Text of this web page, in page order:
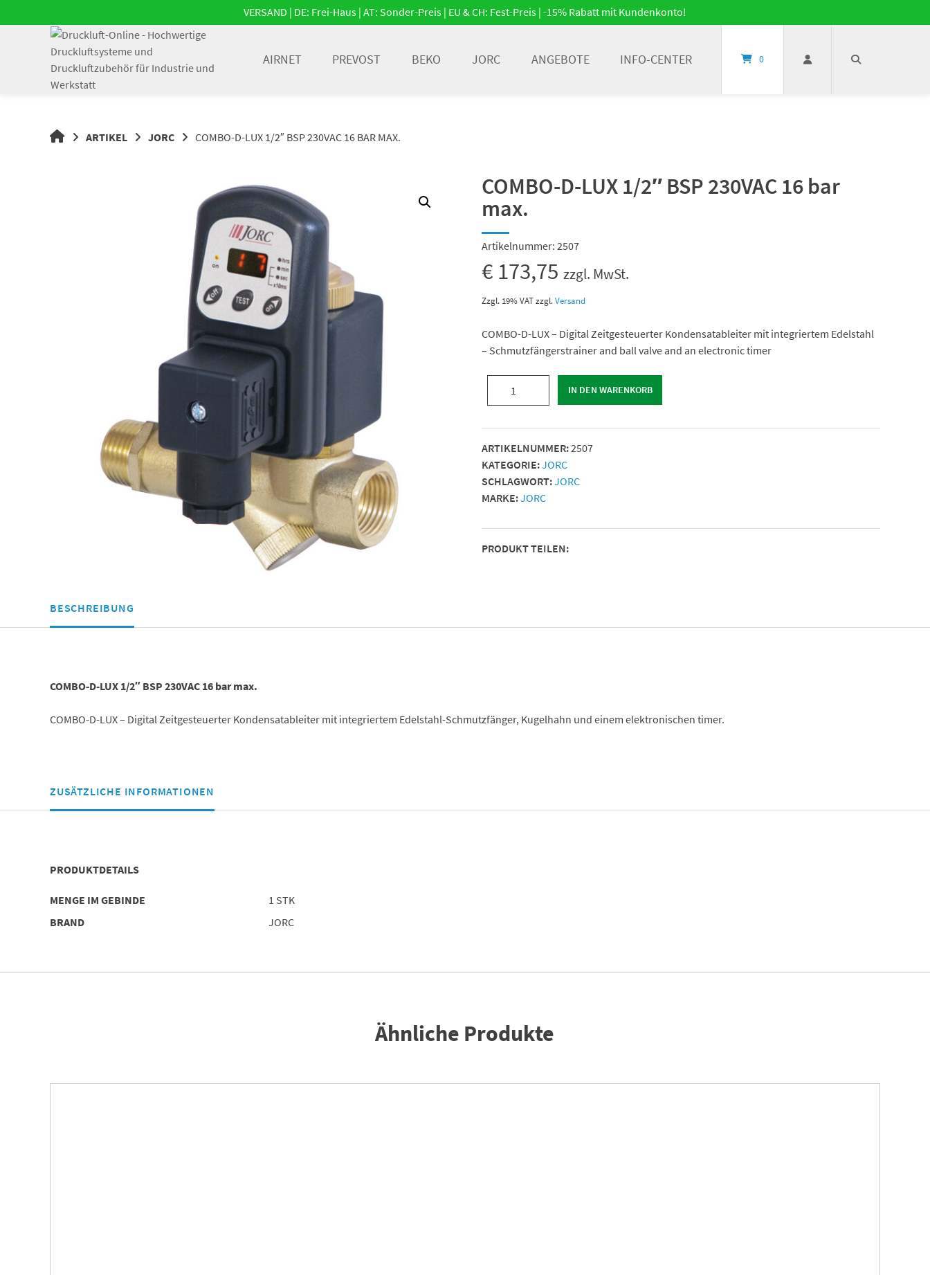
zum
VERSAND | DE: Frei-Haus | AT: Sonder-Preis | EU & CH: Fest-Preis | -15% Rabatt mit Kundenkonto!
AIRNET PREVOST BEKO JORC ANGEBOTE INFO-CENTER 0
DRUCKLUFT-
ARTIKEL JORC COMBO-D-LUX 1/2″ BSP 230VAC 16 BAR MAX.
COMBO-D-LUX 1/2″ BSP 230VAC 16 bar
max.
Artikelnummer: 2507
€ 173,75 zzgl. MwSt.
Zzgl. 19% VATzzgl.Versand
COMBO-D-LUX – Digital Zeitgesteuerter Kondensatableiter mit integriertem Edelstahl
– Schmutzfängerstrainer and ball valve and an electronic timer
1/2"
BSP
230VAC
16
bar
Menge
IN DEN WARENKORB
ARTIKELNUMMER:2507
KATEGORIE:JORC
SCHLAGWORT:JORC
MARKE:JORC
PRODUKT TEILEN:
BESCHREIBUNG
COMBO-D-LUX 1/2″ BSP 230VAC 16 bar max.
COMBO-D-LUX – Digital Zeitgesteuerter Kondensatableiter mit integriertem Edelstahl-Schmutzfänger, Kugelhahn und einem elektronischen timer.
ZUSÄTZLICHE INFORMATIONEN
PRODUKTDETAILS
MENGE IM GEBINDE
1 STK
BRAND
JORC
Ähnliche Produkte